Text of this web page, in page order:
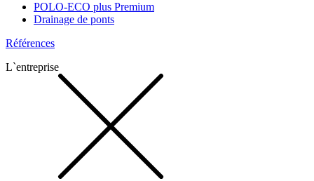
POLO-ECO plus Premium
Drainage de ponts
Références
L`entreprise